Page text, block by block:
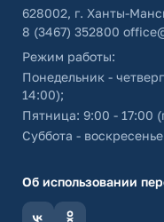
628002, г. Ханты-
8 (3467) 352800
Режим работы:
Понедельник -
14:00);
Пятница: 9:00 - 17:00
Суббота -
Об использовании